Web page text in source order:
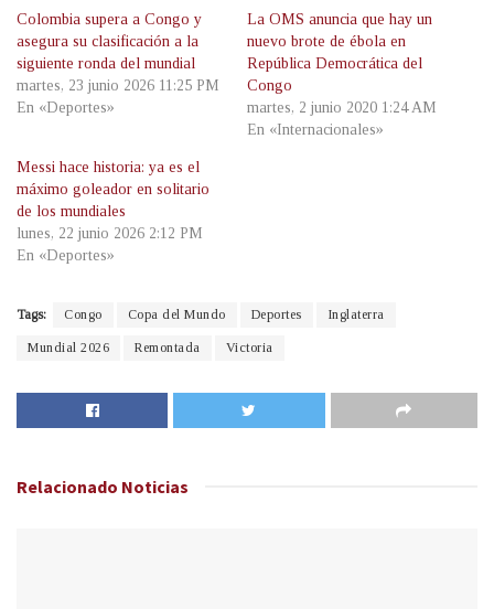
Colombia supera a Congo y
asegura su clasificación a la
siguiente ronda del mundial
martes, 23 junio 2026 11:25 PM
En «Deportes»
La OMS anuncia que hay un
nuevo brote de ébola en
República Democrática del
Congo
martes, 2 junio 2020 1:24 AM
En «Internacionales»
Messi hace historia: ya es el
máximo goleador en solitario
de los mundiales
lunes, 22 junio 2026 2:12 PM
En «Deportes»
Tags: Congo Copa del Mundo Deportes Inglaterra
Mundial 2026 Remontada Victoria
Relacionado Noticias